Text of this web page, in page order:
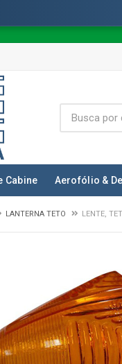
Cabine Aerofólio &
LANTERNA TETO LENTE,